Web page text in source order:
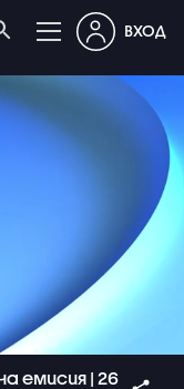
ВХОД
емисия | 26